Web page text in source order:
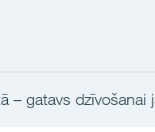
– gatavs dzīvošanai